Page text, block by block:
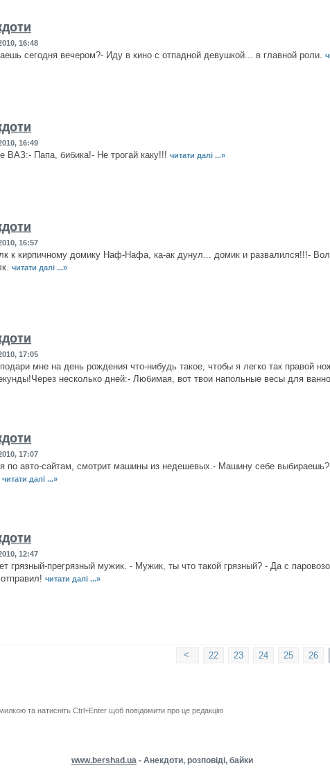
16:48
сегодня вечером?- Иду в кино с отпадной девушкой... в главной роли.
16:49
ВАЗ:- Папа, бибика!- Не трогай каку!!! читати далі ...»
16:57
к кирпичному домику Наф-Нафа, ка-ак дунул... домик и развалился!!!-
читати далі ...»
17:05
мне на день рождения что-нибудь такое, чтобы я легко так правой
несколько дней:- Любимая, вот твои напольные весы для
17:07
по авто-сайтам, смотрит машины из недешевых.- Машину себе
читати далі ...»
12:47
грязный-прегрязный мужик. - Мужик, ты что такой грязный? - Да с
читати далі ...»
26
25
24
23
22
<
та натисніть Ctrl+Enter щоб повідомити про це редакцію
www.bershad.ua - Анекдоти, розповіді, байки